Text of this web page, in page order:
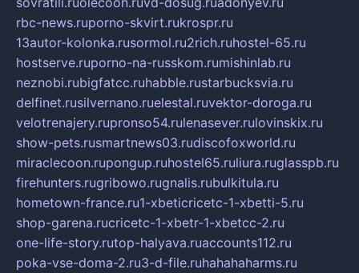
rbc-news.ruporno-skvirt.rukrospr.ru
13autor-kolonka.rusormol.ru2rich.ruhostel-65.ru
hostserve.ruporno-na-russkom.rumishinlab.ru
neznobi.rubigfatcc.ruhabble.rustarbucksvia.ru
delfinet.rusilvernano.ruelestal.ruvektor-doroga.ru
velotrenajery.rupronso54.rulenasever.rulovinskix.ru
show-pets.rusmartnews03.rudiscofoxworld.ru
miraclecoon.rupongup.ruhostel65.ruliura.ruglasspb.ru
firehunters.rugribowo.rugnalis.rubulkitula.ru
hometown-france.ru1-xbeticricetc-1-xbetti-5.ru
shop-garena.rucricetc-1-xbetr-1-xbetcc-2.ru
one-life-story.rutop-halyava.ruaccounts112.ru
poka-vse-doma-2.ru3-d-file.ruhahahaharms.ru